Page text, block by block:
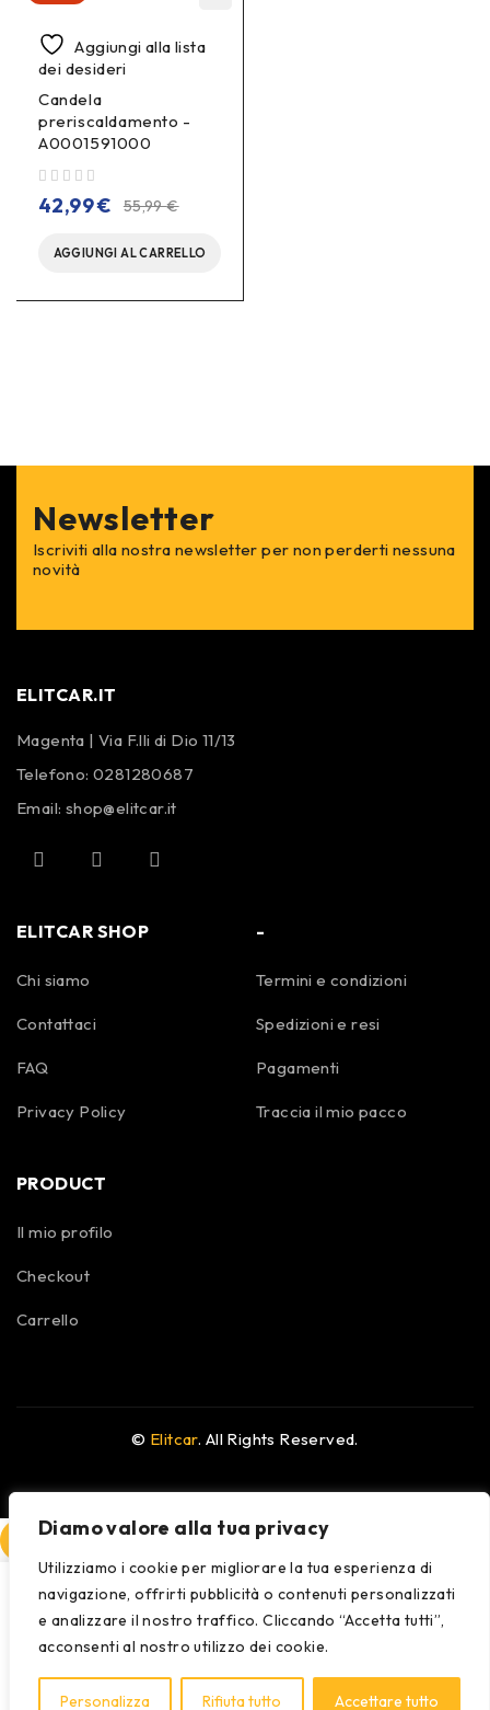
Diamo valore alla tua privacy
Utilizziamo i cookie per migliorare la tua esperienza di
navigazione, offrirti pubblicità o contenuti personalizzati
e analizzare il nostro traffico. Cliccando “Accetta tutti”,
acconsenti al nostro utilizzo dei cookie.
Personalizza Rifiuta tutto Accettare tutto
Aggiungi alla lista
dei desideri
Candela
preriscaldamento -
A0001591000
55,99€
42,99€
AGGIUNGI AL CARRELLO
Newsletter
Iscriviti alla nostra newsletter per non perderti nessuna
novità
ELITCAR.IT
Magenta | Via F.lli di Dio 11/13
Telefono:0281280687
Email: shop@elitcar.it
ELITCAR SHOP
Chi siamo
Contattaci
FAQ
Privacy Policy
-
Termini e condizioni
Spedizioni e resi
Pagamenti
Traccia il mio pacco
PRODUCT
Il mio profilo
Checkout
Carrello
© Elitcar. All Rights Reserved.
COMPARE (0)
COMPARE